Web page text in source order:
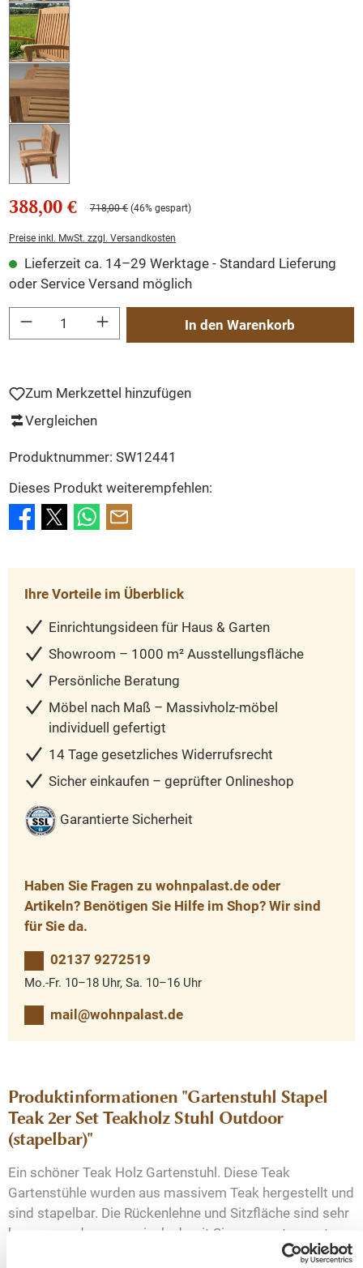
388,00 € 718,00 € (46% gespart)
Preise inkl. MwSt. zzgl. Versandkosten
Lieferzeit ca. 14–29 Werktage - Standard Lieferung
oder Service Versand möglich
Produkt Anzahl: Gib den gewünschten Wert ein oder benutze die Schaltflächen
In den Warenkorb
Zum Merkzettel hinzufügen
Vergleichen
Produktnummer: SW12441
Dieses Produkt weiterempfehlen:
Ihre Vorteile im Überblick
Einrichtungsideen für Haus & Garten
Showroom – 1000 m² Ausstellungsfläche
Persönliche Beratung
Möbel nach Maß – Massivholz-möbel
individuell gefertigt
14 Tage gesetzliches Widerrufsrecht
Sicher einkaufen – geprüfter Onlineshop
Garantierte Sicherheit
Haben Sie Fragen zu wohnpalast.de oder
Artikeln? Benötigen Sie Hilfe im Shop? Wir sind
für Sie da.
02137 9272519
Mo.-Fr. 10–18 Uhr, Sa. 10–16 Uhr
mail@wohnpalast.de
Produktinformationen "Gartenstuhl Stapel
Teak 2er Set Teakholz Stuhl Outdoor
(stapelbar)"
Ein schöner Teak Holz Gartenstuhl. Diese Teak
Gartenstühle wurden aus massivem Teak hergestellt und
sind stapelbar. Die Rückenlehne und Sitzfläche sind sehr
bequem und ergonomisch, damit Sie ganz entspannt
Ihre Freizeit geniessen können. Mit angenehmen